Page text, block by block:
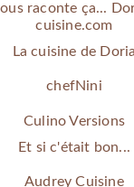
raconte ça...
cuisine.com
La cuisine de Doria
chefNini
Culino Versions
Et si c'était bon...
Audrey Cuisine